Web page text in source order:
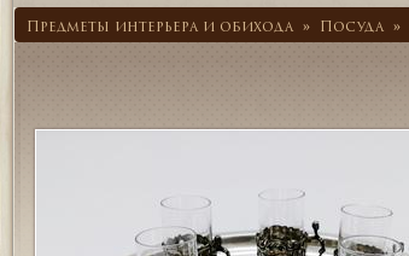
Предметы интерьера и обихода » Посуда »